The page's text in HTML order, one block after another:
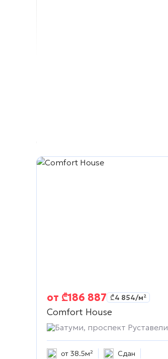
от ₾186 887 ₾4 854/м²
Comfort House
Батуми, проспект Руставели
от 38.5м² Сдан